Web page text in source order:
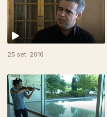
25 set. 2016